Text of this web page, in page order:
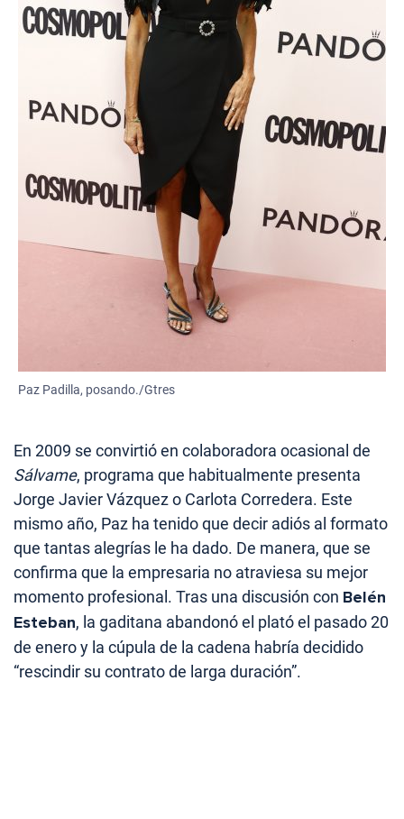
Paz Padilla, posando./Gtres
En 2009 se convirtió en colaboradora ocasional de
Sálvame, programa que habitualmente presenta
Jorge Javier Vázquez o Carlota Corredera. Este
mismo año, Paz ha tenido que decir adiós al formato
que tantas alegrías le ha dado. De manera, que se
confirma que la empresaria no atraviesa su mejor
momento profesional. Tras una discusión con Belén
Esteban, la gaditana abandonó el plató el pasado 20
de enero y la cúpula de la cadena habría decidido
“rescindir su contrato de larga duración”.